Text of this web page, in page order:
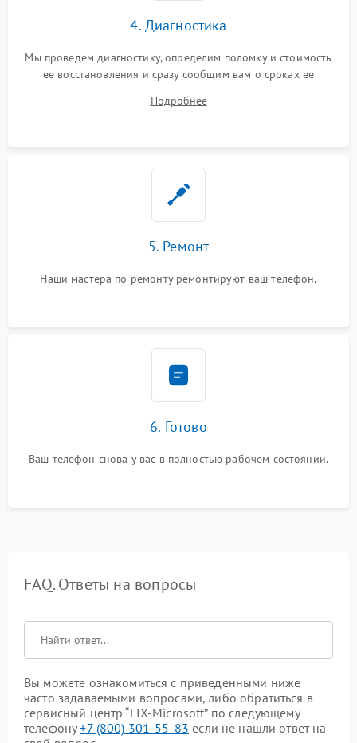
4. Диагностика
Мы проведем диагностику, определим поломку и стоимость
ее восстановления и сразу сообщим вам о сроках ее
Подробнее
5. Ремонт
Наши мастера по ремонту ремонтируют ваш телефон.
6. Готово
Ваш телефон снова у вас в полностью рабочем состоянии.
FAQ. Ответы на вопросы
Вы можете ознакомиться с приведенными ниже
часто задаваемыми вопросами, либо обратиться в
сервисный центр “FIX-Microsoft” по следующему
телефону+7 (800) 301-55-83 если не нашли ответ на